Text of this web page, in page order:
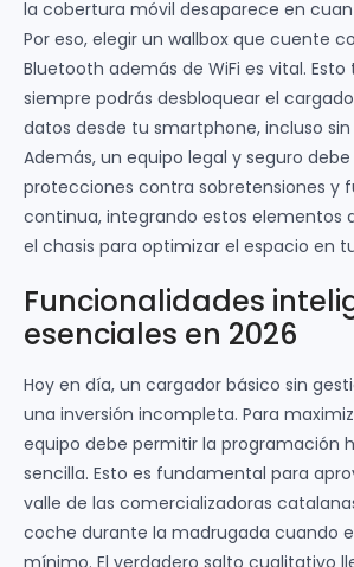
la cobertura móvil desaparece en
Por eso, elegir un wallbox que cuente
Bluetooth además de WiFi es vital.
siempre podrás desbloquear el
datos desde tu smartphone, incluso sin
Además, un equipo legal y seguro
protecciones contra sobretensiones y
continua, integrando estos elementos
el chasis para optimizar el espacio en
Funcionalidades
esenciales en 2026
Hoy en día, un cargador básico sin
una inversión incompleta. Para
equipo debe permitir la programación
sencilla. Esto es fundamental para
valle de las comercializadoras
coche durante la madrugada cuando
mínimo. El verdadero salto cualitativo